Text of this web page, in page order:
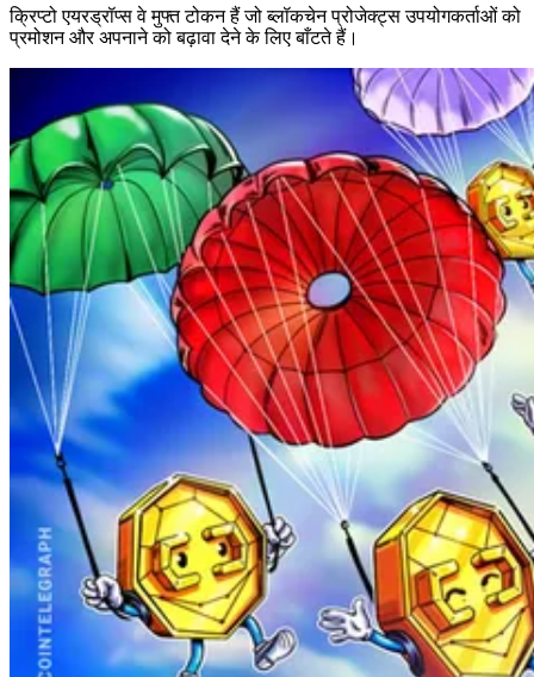
क्रिप्टो एयरड्रॉप्स वे मुफ्त टोकन हैं जो ब्लॉकचेन प्रोजेक्ट्स उपयोगकर्ताओं को
प्रमोशन और अपनाने को बढ़ावा देने के लिए बाँटते हैं।